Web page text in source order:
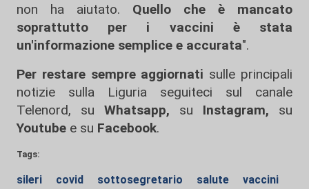
non ha aiutato. Quello che è mancato
soprattutto per i vaccini è stata
un'informazione semplice e accurata".
Per restare sempre aggiornati sulle principali
notizie sulla Liguria seguiteci sul canale
Telenord, su
Whatsapp, su Instagram, su
Youtube e su Facebook.
Tags:
sileri covid sottosegretario salute
vaccini